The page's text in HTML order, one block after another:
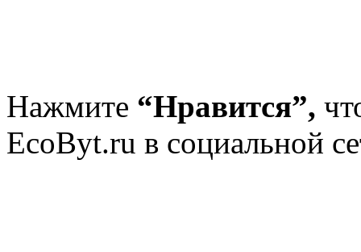
Нажмите “Нравится”,
EcoByt.ru в социальной